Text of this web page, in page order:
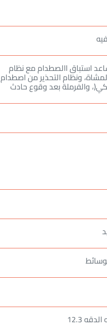
استباق االصطدام مع نظام
ونظام التحذير من اصطدام
والفرملة بعد وقوع حادث
12.3